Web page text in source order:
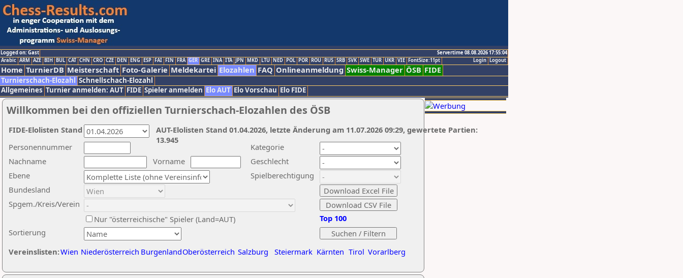
Logged on: Gast
Servertime 08.08.2026 17:55:04
Logout
Login
Arabic ARM AZE BIH BUL CAT CHN CRO CZE DEN ENG ESP FAI FIN FRA GER GRE INA ITA JPN MKD LTU NED POL POR ROU RUS SRB SVK SWE TUR UKR VIE FontSize:11pt
Home TurnierDB Meisterschaft Foto-Galerie Meldekartei Elozahlen FAQ Onlineanmeldung Swiss-Manager ÖSB FIDE
Turnierschach-Elozahl Schnellschach-Elozahl
Allgemeines Turnier anmelden: AUT FIDE Spieler anmelden Elo AUT Elo Vorschau Elo FIDE
Willkommen bei den offiziellen Turnierschach-Elozahlen des ÖSB
Nachname
Vorname
Ebene
Kategorie
Sortierung
Personennummer
Bundesland
Spgem./Kreis/Verein
Geschlecht
Nur "österreichische" Spieler (Land=AUT)
Spielberechtigung
Vereinslisten:Wien Niederösterreich BurgenlandOberösterreich Salzburg Steiermark Kärnten Tirol Vorarlberg
Top 100
AUT-Elolisten Stand 01.04.2026, letzte Änderung am 11.07.2026 09:29, gewertete Partien:
13.945
FIDE-Elolisten Stand